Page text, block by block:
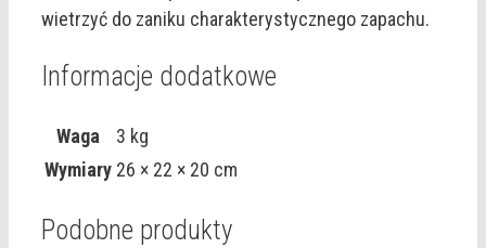
wietrzyć do zaniku charakterystycznego zapachu.
Informacje dodatkowe
Waga
3 kg
Wymiary 26 × 22 × 20 cm
Podobne produkty